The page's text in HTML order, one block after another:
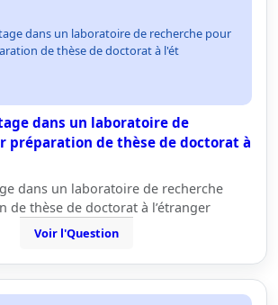
dans un laboratoire de recherche pour
de thèse de doctorat à l'ét
dans un laboratoire de
préparation de thèse de doctorat à
dans un laboratoire de recherche
de thèse de doctorat à l’étranger
Voir l'Question